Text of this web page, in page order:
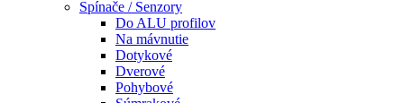
Spínače / Senzory
Do ALU profilov
Na mávnutie
Dotykové
Dverové
Pohybové